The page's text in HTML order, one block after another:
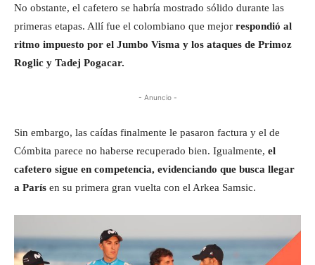
No obstante, el cafetero se habría mostrado sólido durante las
primeras etapas. Allí fue el colombiano que mejor respondió al
ritmo impuesto por el Jumbo Visma y los ataques de Primoz
Roglic y Tadej Pogacar.
- Anuncio -
Sin embargo, las caídas finalmente le pasaron factura y el de
Cómbita parece no haberse recuperado bien. Igualmente, el
cafetero sigue en competencia, evidenciando que busca llegar
a París en su primera gran vuelta con el Arkea Samsic.